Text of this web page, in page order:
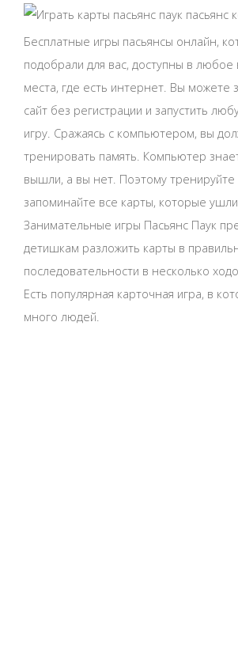
Бесплатные игры пасьянсы онлайн,
подобрали для вас, доступны в
места, где есть интернет. Вы можете
сайт без регистрации и запустить
игру. Сражаясь с компьютером, вы
тренировать память. Компьютер
вышли, а вы нет. Поэтому тренируйте
запоминайте все карты, которые
Занимательные игры Пасьянс Паук
детишкам разложить карты в
последовательности в несколько
Есть популярная карточная игра, в
много людей.